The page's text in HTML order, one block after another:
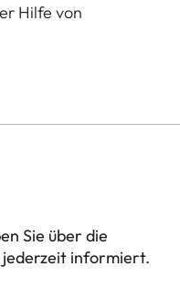
Hilfe von
Sie über die
jederzeit informiert.